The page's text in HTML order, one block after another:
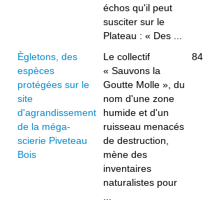
échos qu'il peut
susciter sur le
Plateau : « Des ...
Ègletons, des
espèces
protégées sur le
site
d'agrandissement
de la méga-
scierie Piveteau
Bois
Le collectif
« Sauvons la
Goutte Molle », du
nom d'une zone
humide et d'un
ruisseau menacés
de destruction,
mène des
inventaires
naturalistes pour
84